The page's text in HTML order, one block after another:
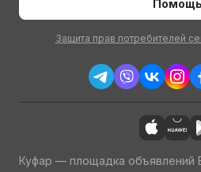
Помощь
Защита прав потребителей
Куфар — площадка объявлений